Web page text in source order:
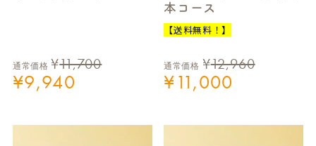
通常価格 ¥11,700
¥9,940
本コース
【送料無料！】
通常価格 ¥12,960
¥11,000